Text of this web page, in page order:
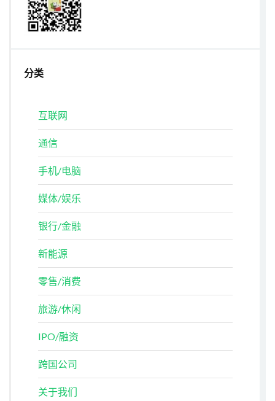
分类
互联网
通信
手机/电脑
媒体/娱乐
银行/金融
新能源
零售/消费
旅游/休闲
IPO/融资
跨国公司
关于我们